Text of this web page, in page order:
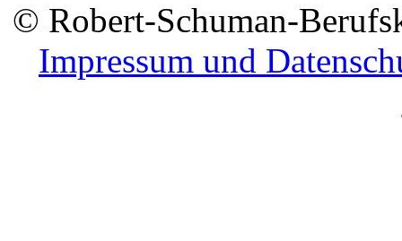
© Robert-Schuman-
Impressum und